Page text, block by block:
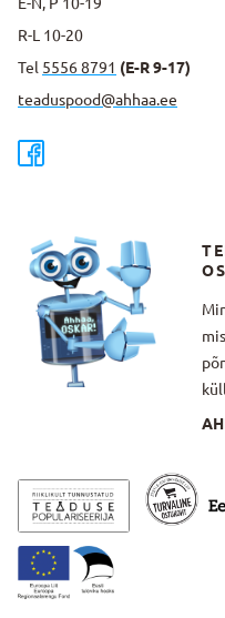
R-L 10-20
Tel 5556 8791 (E-R 9-17)
teaduspood@ahhaa.ee